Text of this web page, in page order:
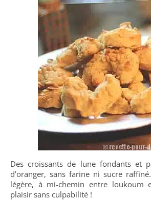
Des croissants de lune fondants et parfumés à la fleur
d’oranger, sans farine ni sucre
légère, à mi-chemin entre loukoum
plaisir sans culpabilité !